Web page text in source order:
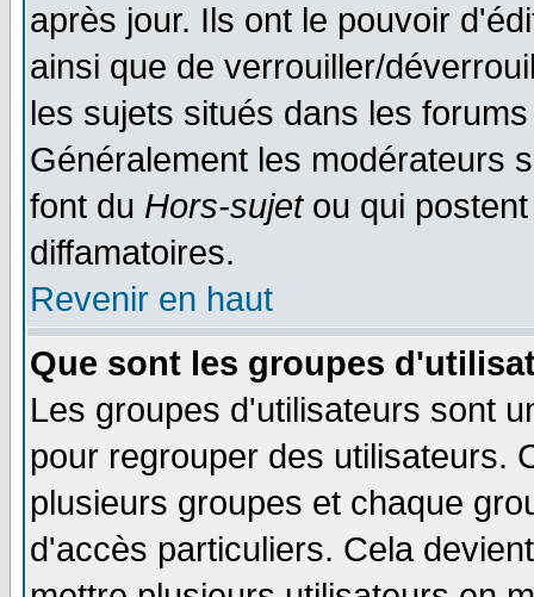
après jour. Ils ont le pouvoir
ainsi que de verrouiller/
les sujets situés dans les
Généralement les modérateurs
font du Hors-sujetou qui
diffamatoires.
Revenir en haut
Que sont les groupes
Les groupes d'utilisateurs sont
pour regrouper des utilisateurs.
plusieurs groupes et chaque
d'accès particuliers. Cela